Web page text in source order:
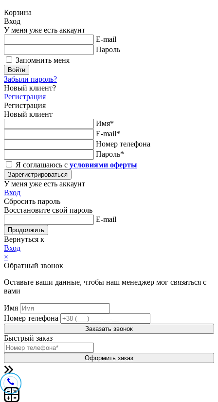
Корзина
Вход
У меня уже есть аккаунт
E-mail
Пароль
Запомнить меня
Войти
Забыли пароль?
Новый клиент?
Регистрация
Регистрация
Новый клиент
Имя*
E-mail*
Номер телефона
Пароль*
Я соглашаюсь с условиями оферты
Зарегистрироваться
У меня уже есть аккаунт
Вход
Сбросить пароль
Восстановите свой пароль
E-mail
Продолжить
Вернуться к
Вход
×
Обратный звонок
Оставьте ваши данные, чтобы наш менеджер мог связаться с
вами
Имя
Номер телефона
Заказать звонок
Быстрый заказ
Оформить заказ